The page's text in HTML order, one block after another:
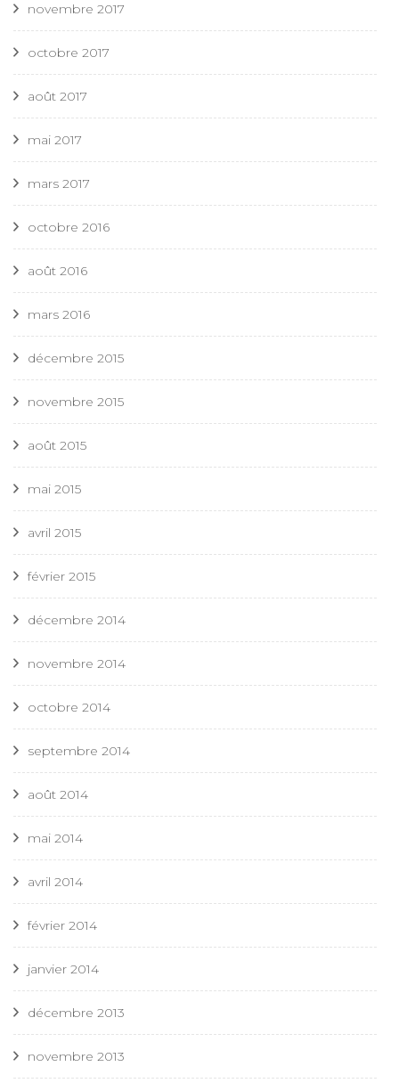
novembre 2017
octobre 2017
août 2017
mai 2017
mars 2017
octobre 2016
août 2016
mars 2016
décembre 2015
novembre 2015
août 2015
mai 2015
avril 2015
février 2015
décembre 2014
novembre 2014
octobre 2014
septembre 2014
août 2014
mai 2014
avril 2014
février 2014
janvier 2014
décembre 2013
novembre 2013